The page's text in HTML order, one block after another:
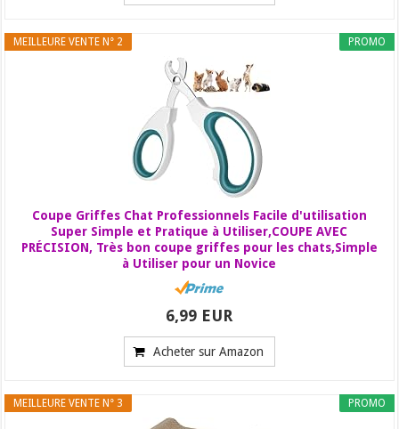
PROMO
MEILLEURE VENTE N° 2
Coupe Griffes Chat Professionnels Facile d'utilisation
Super Simple et Pratique à Utiliser,COUPE AVEC
PRÉCISION, Très bon coupe griffes pour les chats,Simple
à Utiliser pour un Novice
6,99 EUR
Acheter sur Amazon
PROMO
MEILLEURE VENTE N° 3